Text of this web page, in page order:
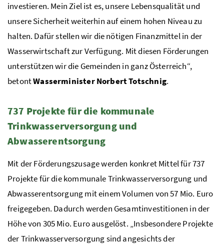
investieren. Mein Ziel ist es, unsere Lebensqualität und
unsere Sicherheit weiterhin auf einem hohen Niveau zu
halten. Dafür stellen wir die nötigen Finanzmittel in der
Wasserwirtschaft zur Verfügung. Mit diesen Förderungen
unterstützen wir die Gemeinden in ganz Österreich“,
betontWasserminister Norbert Totschnig.
737 Projekte für die kommunale
Trinkwasserversorgung und
Abwasserentsorgung
Mit der Förderungszusage werden konkret Mittel für 737
Projekte für die kommunale Trinkwasserversorgung und
Abwasserentsorgung mit einem Volumen von 57 Mio. Euro
freigegeben. Dadurch werden Gesamtinvestitionen in der
Höhe von 305 Mio. Euro ausgelöst. „Insbesondere Projekte
der Trinkwasserversorgung sind angesichts der